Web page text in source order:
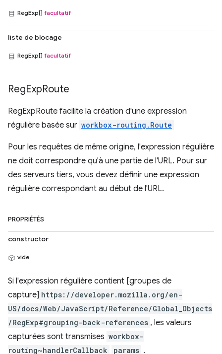
RegExp[] facultatif
liste de blocage
RegExp[] facultatif
RegExpRoute
RegExpRoute facilite la création d'une expression
régulière basée sur workbox-routing.Route
Pour les requêtes de même origine, l'expression régulière
ne doit correspondre qu'à une partie de l'URL. Pour sur
des serveurs tiers, vous devez définir une expression
régulière correspondant au début de l'URL.
PROPRIÉTÉS
constructor
vide
Si l'expression régulière contient [groupes de
capture] https://developer.mozilla.org/en-
US/docs/Web/JavaScript/Reference/Global_Objects
/RegExp#grouping-back-references , les valeurs
capturées sont transmises workbox-
routing~handlerCallback
params .